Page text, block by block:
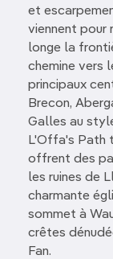
et
viennent pour
longe la
chemine vers
principaux
Brecon,
Galles au
L'Offa's Path
offrent des
les ruines de
charmante
sommet à
crêtes
Fan.